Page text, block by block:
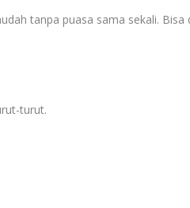
tanpa puasa sama sekali.
turut.